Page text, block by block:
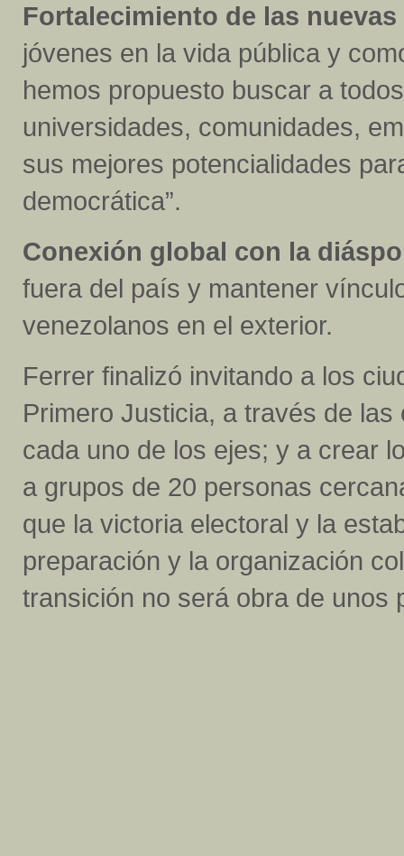
Fortalecimiento de las
jóvenes en la vida pública y
hemos propuesto buscar a
universidades, comunidades,
sus mejores potencialidades
democrática”.
Conexión global con la
fuera del país y mantener
venezolanos en el exterior.
Ferrer finalizó invitando a los
Primero Justicia, a través de
cada uno de los ejes; y a crear
a grupos de 20 personas
que la victoria electoral y la
preparación y la organización
transición no será obra de unos